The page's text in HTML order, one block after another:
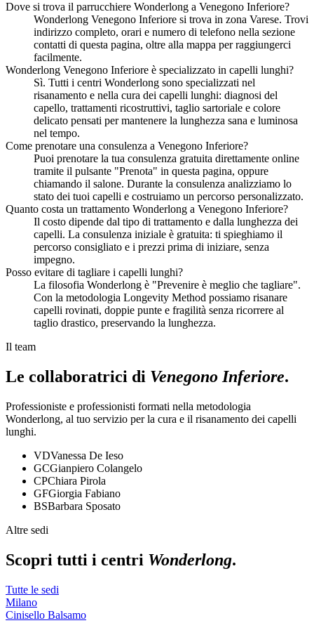
Dove si trova il parrucchiere Wonderlong a Venegono Inferiore?
Wonderlong Venegono Inferiore si trova in zona Varese. Trovi
indirizzo completo, orari e numero di telefono nella sezione
contatti di questa pagina, oltre alla mappa per raggiungerci
facilmente.
Wonderlong Venegono Inferiore è specializzato in capelli lunghi?
Sì. Tutti i centri Wonderlong sono specializzati nel
risanamento e nella cura dei capelli lunghi: diagnosi del
capello, trattamenti ricostruttivi, taglio sartoriale e colore
delicato pensati per mantenere la lunghezza sana e luminosa
nel tempo.
Come prenotare una consulenza a Venegono Inferiore?
Puoi prenotare la tua consulenza gratuita direttamente online
tramite il pulsante "Prenota" in questa pagina, oppure
chiamando il salone. Durante la consulenza analizziamo lo
stato dei tuoi capelli e costruiamo un percorso personalizzato.
Quanto costa un trattamento Wonderlong a Venegono Inferiore?
Il costo dipende dal tipo di trattamento e dalla lunghezza dei
capelli. La consulenza iniziale è gratuita: ti spieghiamo il
percorso consigliato e i prezzi prima di iniziare, senza
impegno.
Posso evitare di tagliare i capelli lunghi?
La filosofia Wonderlong è "Prevenire è meglio che tagliare".
Con la metodologia Longevity Method possiamo risanare
capelli rovinati, doppie punte e fragilità senza ricorrere al
taglio drastico, preservando la lunghezza.
Il team
Le collaboratrici di Venegono Inferiore.
Professioniste e professionisti formati nella metodologia
Wonderlong, al tuo servizio per la cura e il risanamento dei capelli
lunghi.
VDVanessa De Ieso
GCGianpiero Colangelo
CPChiara Pirola
GFGiorgia Fabiano
BSBarbara Sposato
Altre sedi
Scopri tutti i centri Wonderlong.
Tutte le sedi
Milano
Cinisello Balsamo